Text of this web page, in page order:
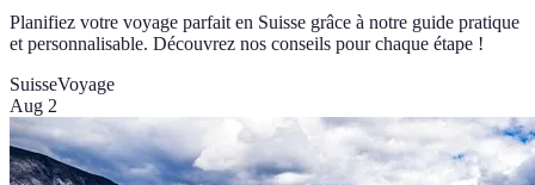
Planifiez votre voyage parfait en Suisse grâce à notre guide pratique
et personnalisable. Découvrez nos conseils pour chaque étape !
SuisseVoyage
Aug 2